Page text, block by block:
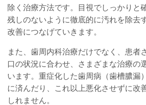
除く治療方法です。目視でしっかりと
残しのないように徹底的に汚れを除去
改善につなげていきます。
また、歯周内科治療だけでなく、患者
口の状況に合わせ、さまざまな治療の
います。重症化した歯周病（歯槽膿漏
に済んだり、これ以上悪化させずに改
しれません。